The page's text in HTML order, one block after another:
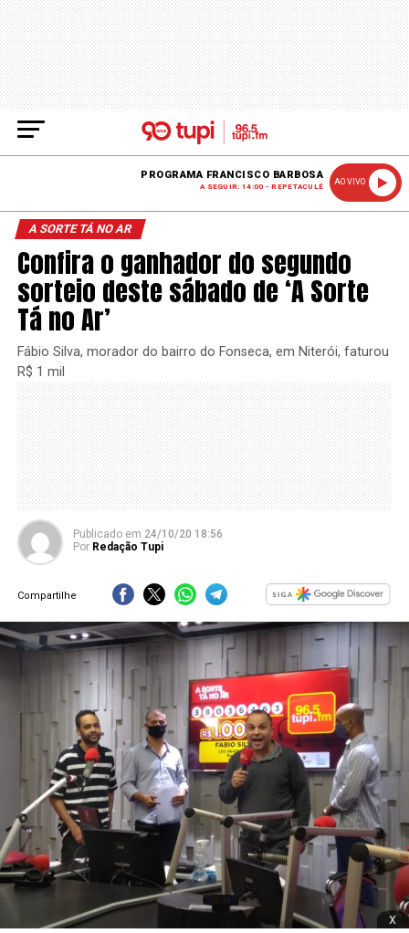
PROGRAMA FRANCISCO BARBOSA
A SEGUIR: 14:00 - REPETACULÊ
AO VIVO
A SORTE TÁ NO AR
Confira o ganhador do segundo
sorteio deste sábado de ‘A Sorte
Tá no Ar’
Fábio Silva, morador do bairro do Fonseca, em Niterói, faturou
R$ 1 mil
Publicado em 24/10/20 18:56
Por Redação Tupi
Compartilhe
x